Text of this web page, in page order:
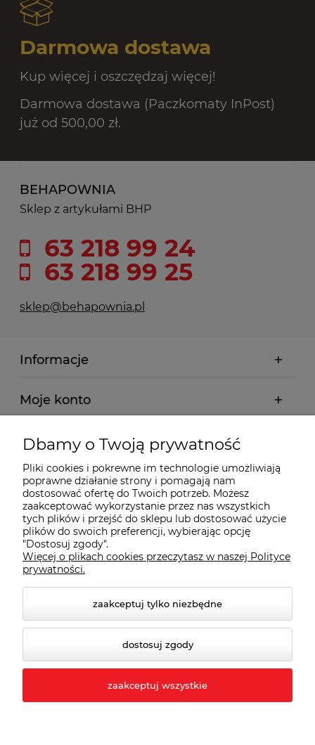
Darmowa dostawa
Kup więcej i oszczędzaj więcej!
Darmowa dostawa (Paczkomaty InPost)
już od 500,00 zł.
BEHAPOWNIA
Sklep z artykułami BHP
63 218 99 24
63 218 99 25
sklep@behapownia.pl
Informacje
Moje konto
Płatności i dostawa
Wybrane Kategorie
Wybrane Marki
Wiedza o BHP
Dbamy o Twoją prywatność
Pliki cookies i pokrewne im technologie umożliwiają
poprawne działanie strony i pomagają nam
dostosować ofertę do Twoich potrzeb. Możesz
zaakceptować wykorzystanie przez nas wszystkich
tych plików i przejść do sklepu lub dostosować użycie
plików do swoich preferencji, wybierając opcję
"Dostosuj zgody".
Więcej o plikach cookies przeczytasz w naszej Polityce
prywatności.
zaakceptuj tylko niezbędne
dostosuj zgody
zaakceptuj wszystkie